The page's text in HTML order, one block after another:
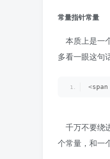
常量指针常量
本质上是一
多看一眼这句
<
千万不要绕
个常量，和一